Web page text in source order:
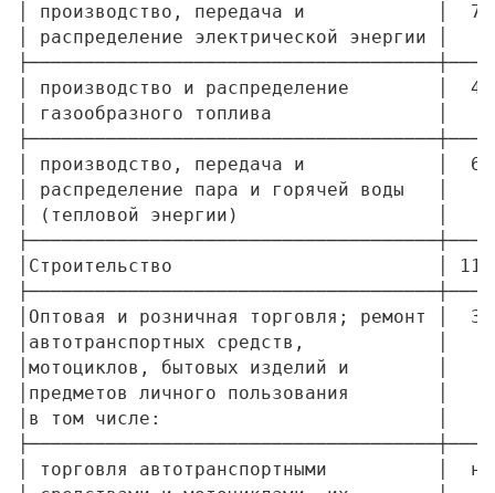
│ производство, передача и            │
│ распределение электрической
│ производство и распределение        │
│ газообразного топлива
│ производство, передача и            │
│ распределение пара и горячей
│ (тепловой энергии)
│Строительство                        │
│Оптовая и розничная торговля; ремонт
│автотранспортных средств,
│мотоциклов, бытовых изделий и
│предметов личного пользования
│в том числе:                         │
│ торговля автотранспортными          │